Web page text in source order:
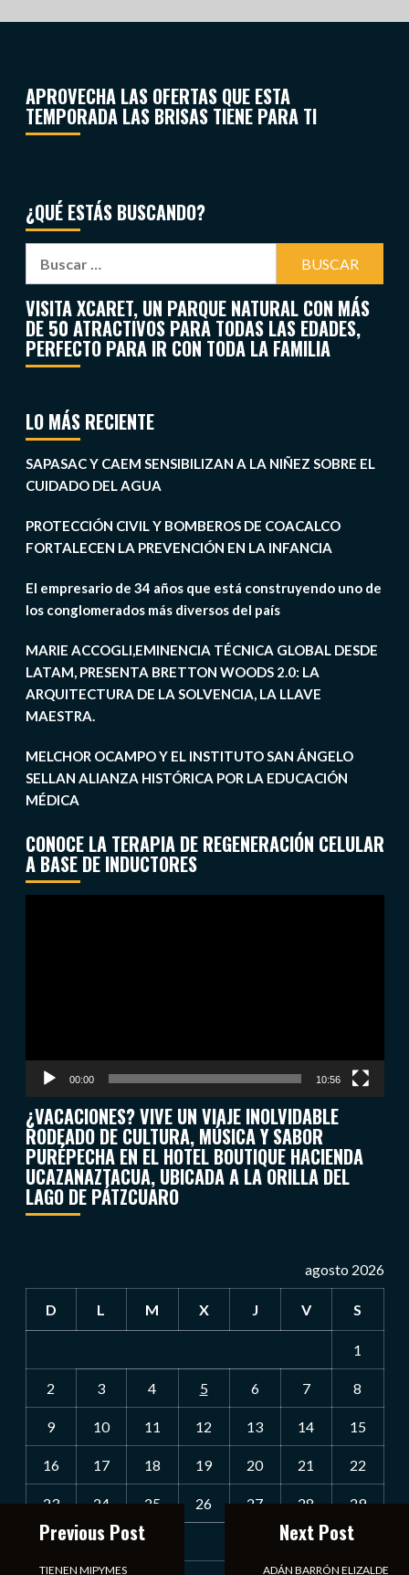
APROVECHA LAS OFERTAS QUE ESTA
TEMPORADA LAS BRISAS TIENE PARA TI
¿QUÉ ESTÁS BUSCANDO?
VISITA XCARET, UN PARQUE NATURAL CON MÁS
DE 50 ATRACTIVOS PARA TODAS LAS EDADES,
PERFECTO PARA IR CON TODA LA FAMILIA
LO MÁS RECIENTE
SAPASAC Y CAEM SENSIBILIZAN A LA NIÑEZ SOBRE EL
CUIDADO DEL AGUA
PROTECCIÓN CIVIL Y BOMBEROS DE COACALCO
FORTALECEN LA PREVENCIÓN EN LA INFANCIA
El empresario de 34 años que está construyendo uno de
los conglomerados más diversos del país
MARIE ACCOGLI,EMINENCIA TÉCNICA GLOBAL DESDE
LATAM, PRESENTA BRETTON WOODS 2.0: LA
ARQUITECTURA DE LA SOLVENCIA, LA LLAVE
MAESTRA.
MELCHOR OCAMPO Y EL INSTITUTO SAN ÁNGELO
SELLAN ALIANZA HISTÓRICA POR LA EDUCACIÓN
MÉDICA
CONOCE LA TERAPIA DE REGENERACIÓN CELULAR
A BASE DE INDUCTORES
00:00 10:56
¿VACACIONES? VIVE UN VIAJE INOLVIDABLE
RODEADO DE CULTURA, MÚSICA Y SABOR
PURÉPECHA EN EL HOTEL BOUTIQUE HACIENDA
UCAZANAZTACUA, UBICADA A LA ORILLA DEL
LAGO DE PÁTZCUARO
agosto 2026
D L M X J V S
1
2 3 4 5 6 7 8
9 10 11 12 13 14 15
16 17 18 19 20 21 22
23 24 25 26 27 28 29
30 31
Previous Post
TIENEN MIPYMES
Next Post
ADÁN BARRÓN ELIZALDE